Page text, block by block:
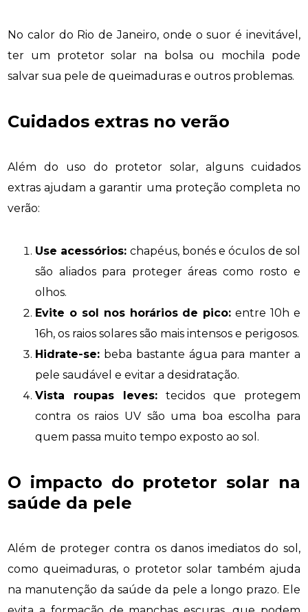
No calor do Rio de Janeiro, onde o suor é inevitável,
ter um protetor solar na bolsa ou mochila pode
salvar sua pele de queimaduras e outros problemas.
Cuidados extras no verão
Além do uso do protetor solar, alguns cuidados
extras ajudam a garantir uma proteção completa no
verão:
Use acessórios: chapéus, bonés e óculos de sol
são aliados para proteger áreas como rosto e
olhos.
Evite o sol nos horários de pico: entre 10h e
16h, os raios solares são mais intensos e perigosos.
Hidrate-se: beba bastante água para manter a
pele saudável e evitar a desidratação.
Vista roupas leves: tecidos que protegem
contra os raios UV são uma boa escolha para
quem passa muito tempo exposto ao sol.
O impacto do protetor solar na
saúde da pele
Além de proteger contra os danos imediatos do sol,
como queimaduras, o protetor solar também ajuda
na manutenção da saúde da pele a longo prazo. Ele